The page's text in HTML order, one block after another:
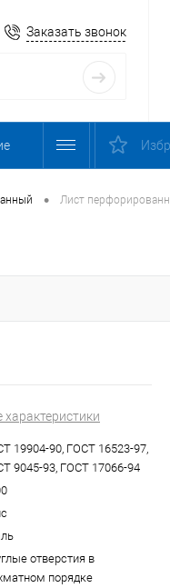
Заказать звонок
• Лист
характеристики
19904-90, ГОСТ 16523-97,
9045-93, ГОСТ 17066-94
отверстия в
порядке